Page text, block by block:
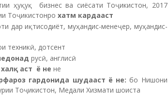
ҳуқуқ бизнес ва сиёсати Тоҷикистон, 2017
Тоҷикистонро хатм кардааст
дар иқтисодиёт, муҳандис-менеҷер, муҳандис-
техникӣ, дотсент
русӣ, англисӣ
қ аст ё не не
гардонида шудааст ё не: бо Нишони
Тоҷикистон, Медали Хизмати шоиста